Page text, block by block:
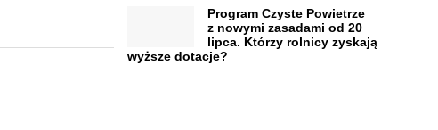
Program Czyste Powietrze
z nowymi zasadami od 20
lipca. Którzy rolnicy zyskają
wyższe dotacje?